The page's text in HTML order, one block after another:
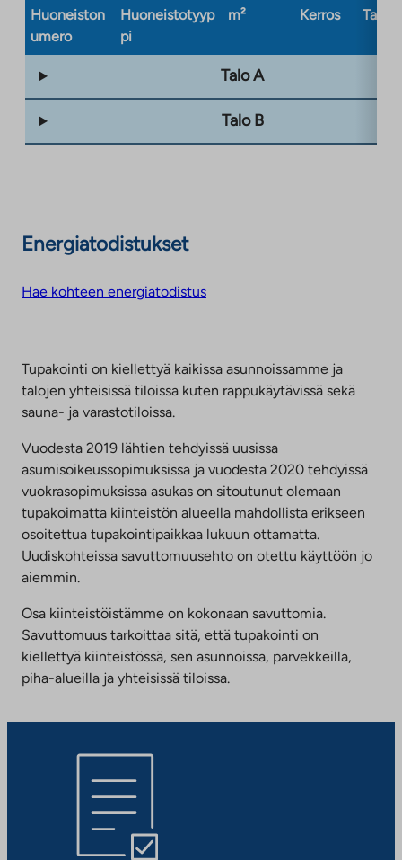
Huoneiston
umero
Huoneistotyyp
pi
m² Kerros
Talo A
Talo B
Energiatodistukset
Hae kohteen energiatodistus
Tupakointi on kiellettyä kaikissa asunnoissamme ja
talojen yhteisissä tiloissa kuten rappukäytävissä sekä
sauna- ja varastotiloissa.
Vuodesta 2019 lähtien tehdyissä uusissa
asumisoikeussopimuksissa ja vuodesta 2020 tehdyissä
vuokrasopimuksissa asukas on sitoutunut olemaan
tupakoimatta kiinteistön alueella mahdollista erikseen
osoitettua tupakointipaikkaa lukuun ottamatta.
Uudiskohteissa savuttomuusehto on otettu käyttöön jo
aiemmin.
Osa kiinteistöistämme on kokonaan savuttomia.
Savuttomuus tarkoittaa sitä, että tupakointi on
kiellettyä kiinteistössä, sen asunnoissa, parvekkeilla,
piha-alueilla ja yhteisissä tiloissa.